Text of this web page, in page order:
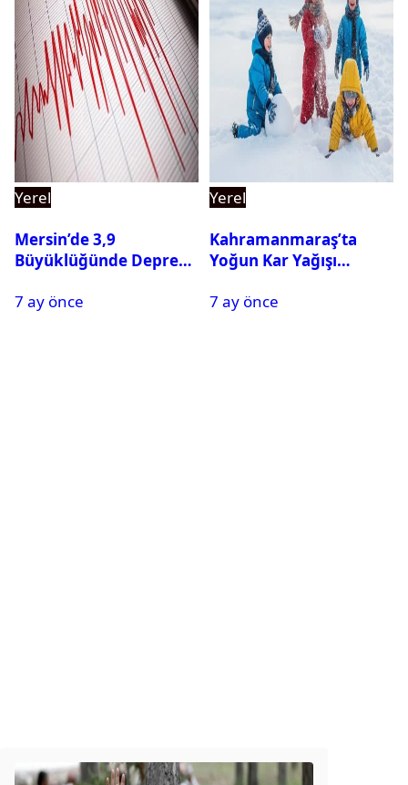
Yerel
Mersin’de 3,9
Büyüklüğünde Deprem
7 ay önce
Yerel
Kahramanmaraş’ta
Yoğun Kar Yağışı
Tatil
7 ay önce